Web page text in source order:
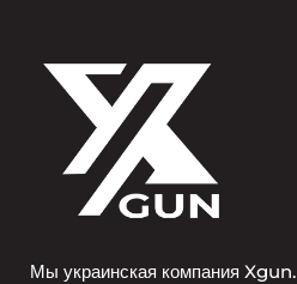
Мы украинская компания Xgun.